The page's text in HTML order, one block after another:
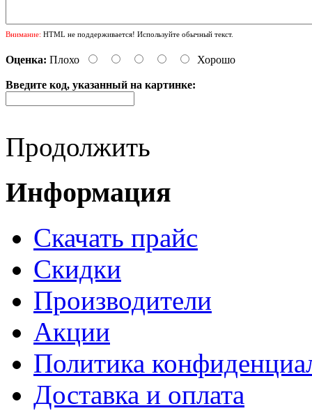
Внимание: HTML не поддерживается! Используйте обычный текст.
Оценка: Плохо Хорошо
Введите код, указанный на картинке:
Продолжить
Информация
Cкачать прайс
Скидки
Производители
Акции
Политика
Доставка и оплата